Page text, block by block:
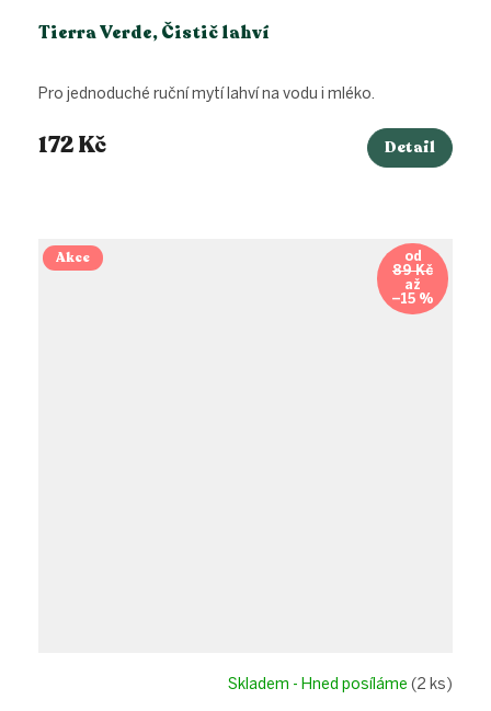
Tierra Verde, Čistič lahví
172 Kč Detail
Pro jednoduché ruční mytí lahví na vodu i mléko.
Akce
od
89 Kč
až
–15 %
Skladem - Hned posíláme (2 ks)